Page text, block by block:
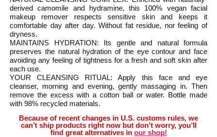
derived camomile and hydramine, this 100% vegan facial
makeup remover respects sensitive skin and keeps it
comfortable day after day. Without fat residue, nor feeling of
dryness.
MAINTAINS HYDRATION: Its gentle and natural formula
preserves the natural hydration of the eye contour and face
avoiding any feeling of tightness for a fresh and soft skin after
each use.
YOUR CLEANSING RITUAL: Apply this face and eye
cleanser, morning and evening, gently massaging in. Then
remove the excess with a cotton ball or water. Bottle made
with 98% recycled materials.
Because of recent changes in U.S. customs rules, we
can’t ship products right now but don’t worry, you’ll
find great alternatives in our shop!